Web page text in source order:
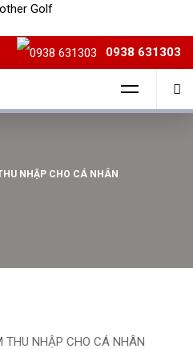
0938 631303
NHẬP CHO CÁ NHÂN